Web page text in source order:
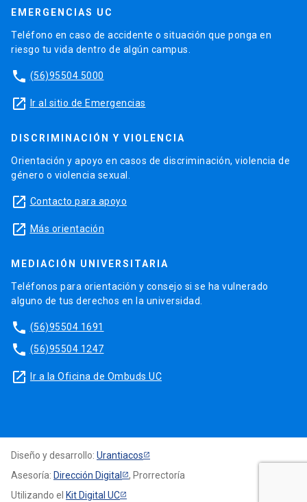
EMERGENCIAS UC
Teléfono en caso de accidente o situación que ponga en
riesgo tu vida dentro de algún campus.
phone (56)95504 5000
launch Ir al sitio de Emergencias
DISCRIMINACIÓN Y VIOLENCIA
Orientación y apoyo en casos de discriminación, violencia de
género o violencia sexual.
launch Contacto para apoyo
launch Más orientación
MEDIACIÓN UNIVERSITARIA
Teléfonos para orientación y consejo si se ha vulnerado
alguno de tus derechos en la universidad.
phone (56)95504 1691
phone (56)95504 1247
launch Ir a la Oficina de Ombuds UC
Diseño y desarrollo: Urantiacos
Asesoría: Dirección Digital
, Prorrectoría
Utilizando el Kit Digital UC